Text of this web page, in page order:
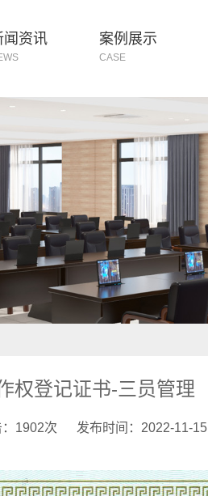
闻资讯 案例展示
CASE
权登记证书-三员管理
：1902次 发布时间：2022-11-15